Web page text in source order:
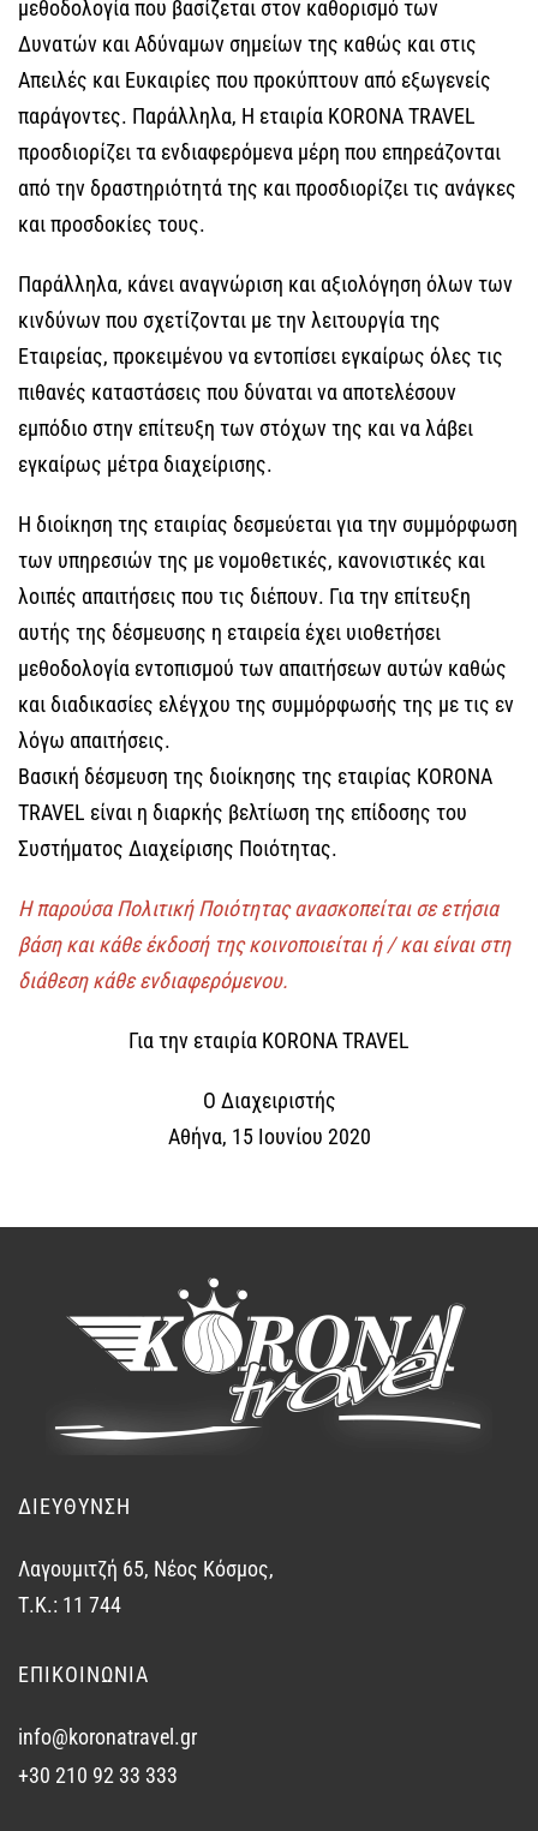
μεθοδολογία που βασίζεται στον καθορισμό των
Δυνατών και Αδύναμων σημείων της καθώς και στις
Απειλές και Ευκαιρίες που προκύπτουν από εξωγενείς
παράγοντες. Παράλληλα, Η εταιρία KORONA TRAVEL
προσδιορίζει τα ενδιαφερόμενα μέρη που επηρεάζονται
από την δραστηριότητά της και προσδιορίζει τις ανάγκες
και προσδοκίες τους.
Παράλληλα, κάνει αναγνώριση και αξιολόγηση όλων των
κινδύνων που σχετίζονται με την λειτουργία της
Εταιρείας, προκειμένου να εντοπίσει εγκαίρως όλες τις
πιθανές καταστάσεις που δύναται να αποτελέσουν
εμπόδιο στην επίτευξη των στόχων της και να λάβει
εγκαίρως μέτρα διαχείρισης.
Η διοίκηση της εταιρίας δεσμεύεται για την συμμόρφωση
των υπηρεσιών της με νομοθετικές, κανονιστικές και
λοιπές απαιτήσεις που τις διέπουν. Για την επίτευξη
αυτής της δέσμευσης η εταιρεία έχει υιοθετήσει
μεθοδολογία εντοπισμού των απαιτήσεων αυτών καθώς
και διαδικασίες ελέγχου της συμμόρφωσής της με τις εν
λόγω απαιτήσεις.
Βασική δέσμευση της διοίκησης της εταιρίας KORONA
TRAVEL είναι η διαρκής βελτίωση της επίδοσης του
Συστήματος Διαχείρισης Ποιότητας.
Η παρούσα Πολιτική Ποιότητας ανασκοπείται σε ετήσια
βάση και κάθε έκδοσή της κοινοποιείται ή / και είναι στη
διάθεση κάθε ενδιαφερόμενου.
Για την εταιρία KORONA TRAVEL
O Διαχειριστής
Αθήνα, 15 Ιουνίου 2020
ΔΙΕΥΘΥΝΣΗ
Λαγουμιτζή 65, Νέος Κόσμος,
Τ.Κ.: 11 744
ΕΠΙΚΟΙΝΩΝΙΑ
info@koronatravel.gr
+30 210 92 33 333